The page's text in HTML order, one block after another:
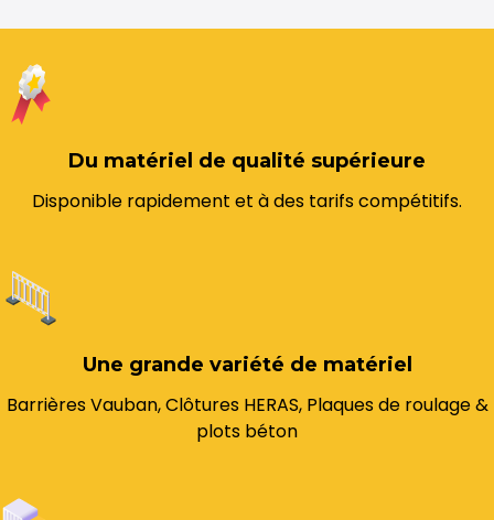
Du matériel de qualité supérieure
Disponible rapidement et à des tarifs compétitifs.
Une grande variété de matériel
Barrières Vauban, Clôtures HERAS, Plaques de roulage &
plots béton